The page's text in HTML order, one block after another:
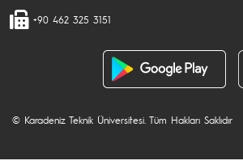
+90 462 325 3151
© Karadeniz Teknik Üniversitesi. Tüm Hakları Saklıdır